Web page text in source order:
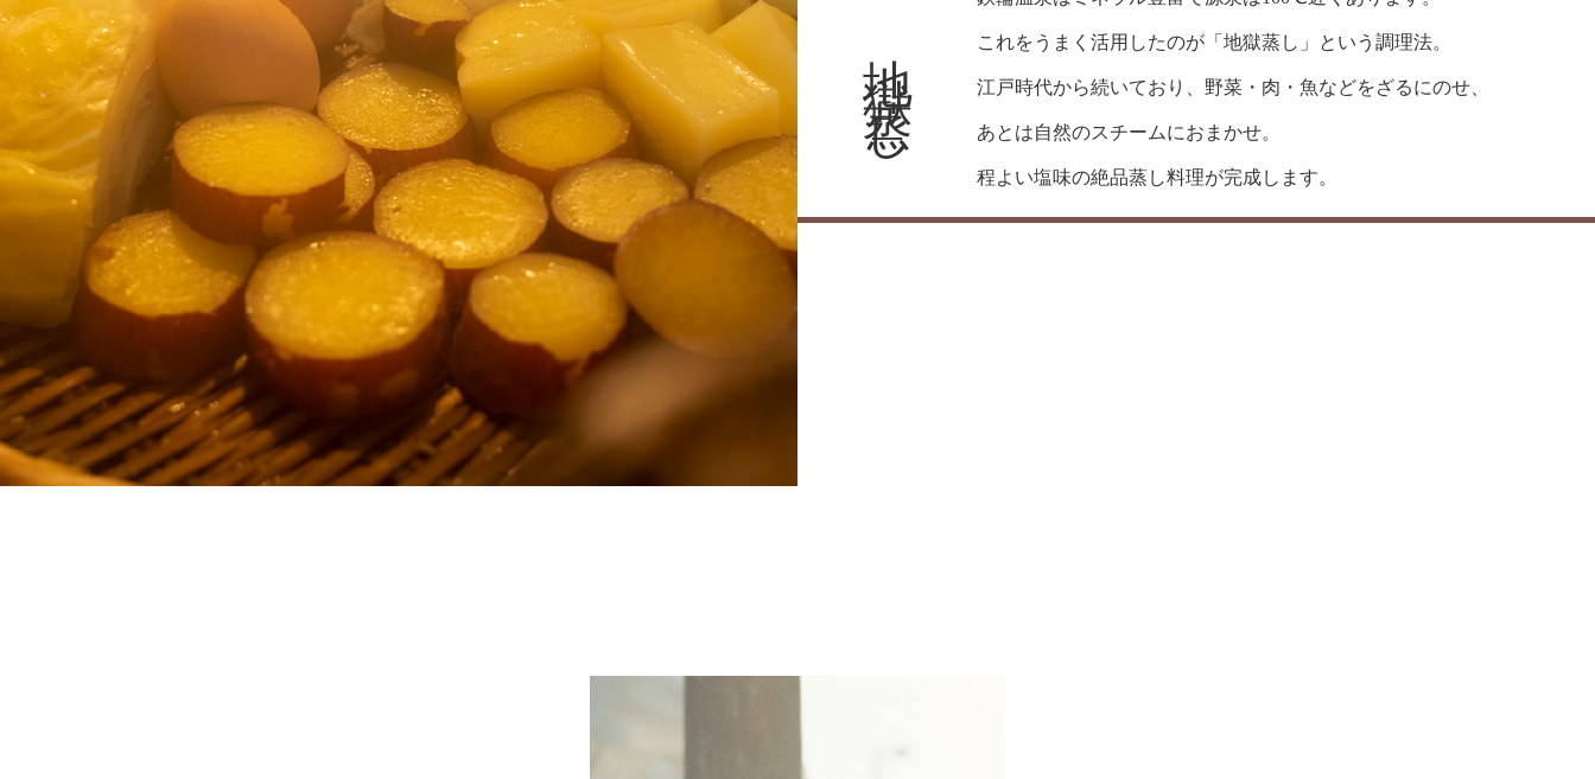
地獄蒸し これをうまく活用したのが「地獄蒸し」という調理法。
江戸時代から続いており、野菜・肉・魚などをざるにのせ、
あとは自然のスチームにおまかせ。
程よい塩味の絶品蒸し料理が完成します。